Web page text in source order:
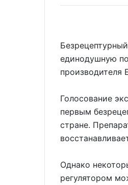
единодушную
производителя
Голосование
первым
стране.
Однако
регулятором